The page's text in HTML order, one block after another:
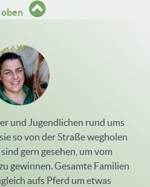
oben
und Jugendlichen rund ums
so von der Straße wegholen
gern gesehen, um vom
gewinnen. Gesamte Familien
aufs Pferd um etwas